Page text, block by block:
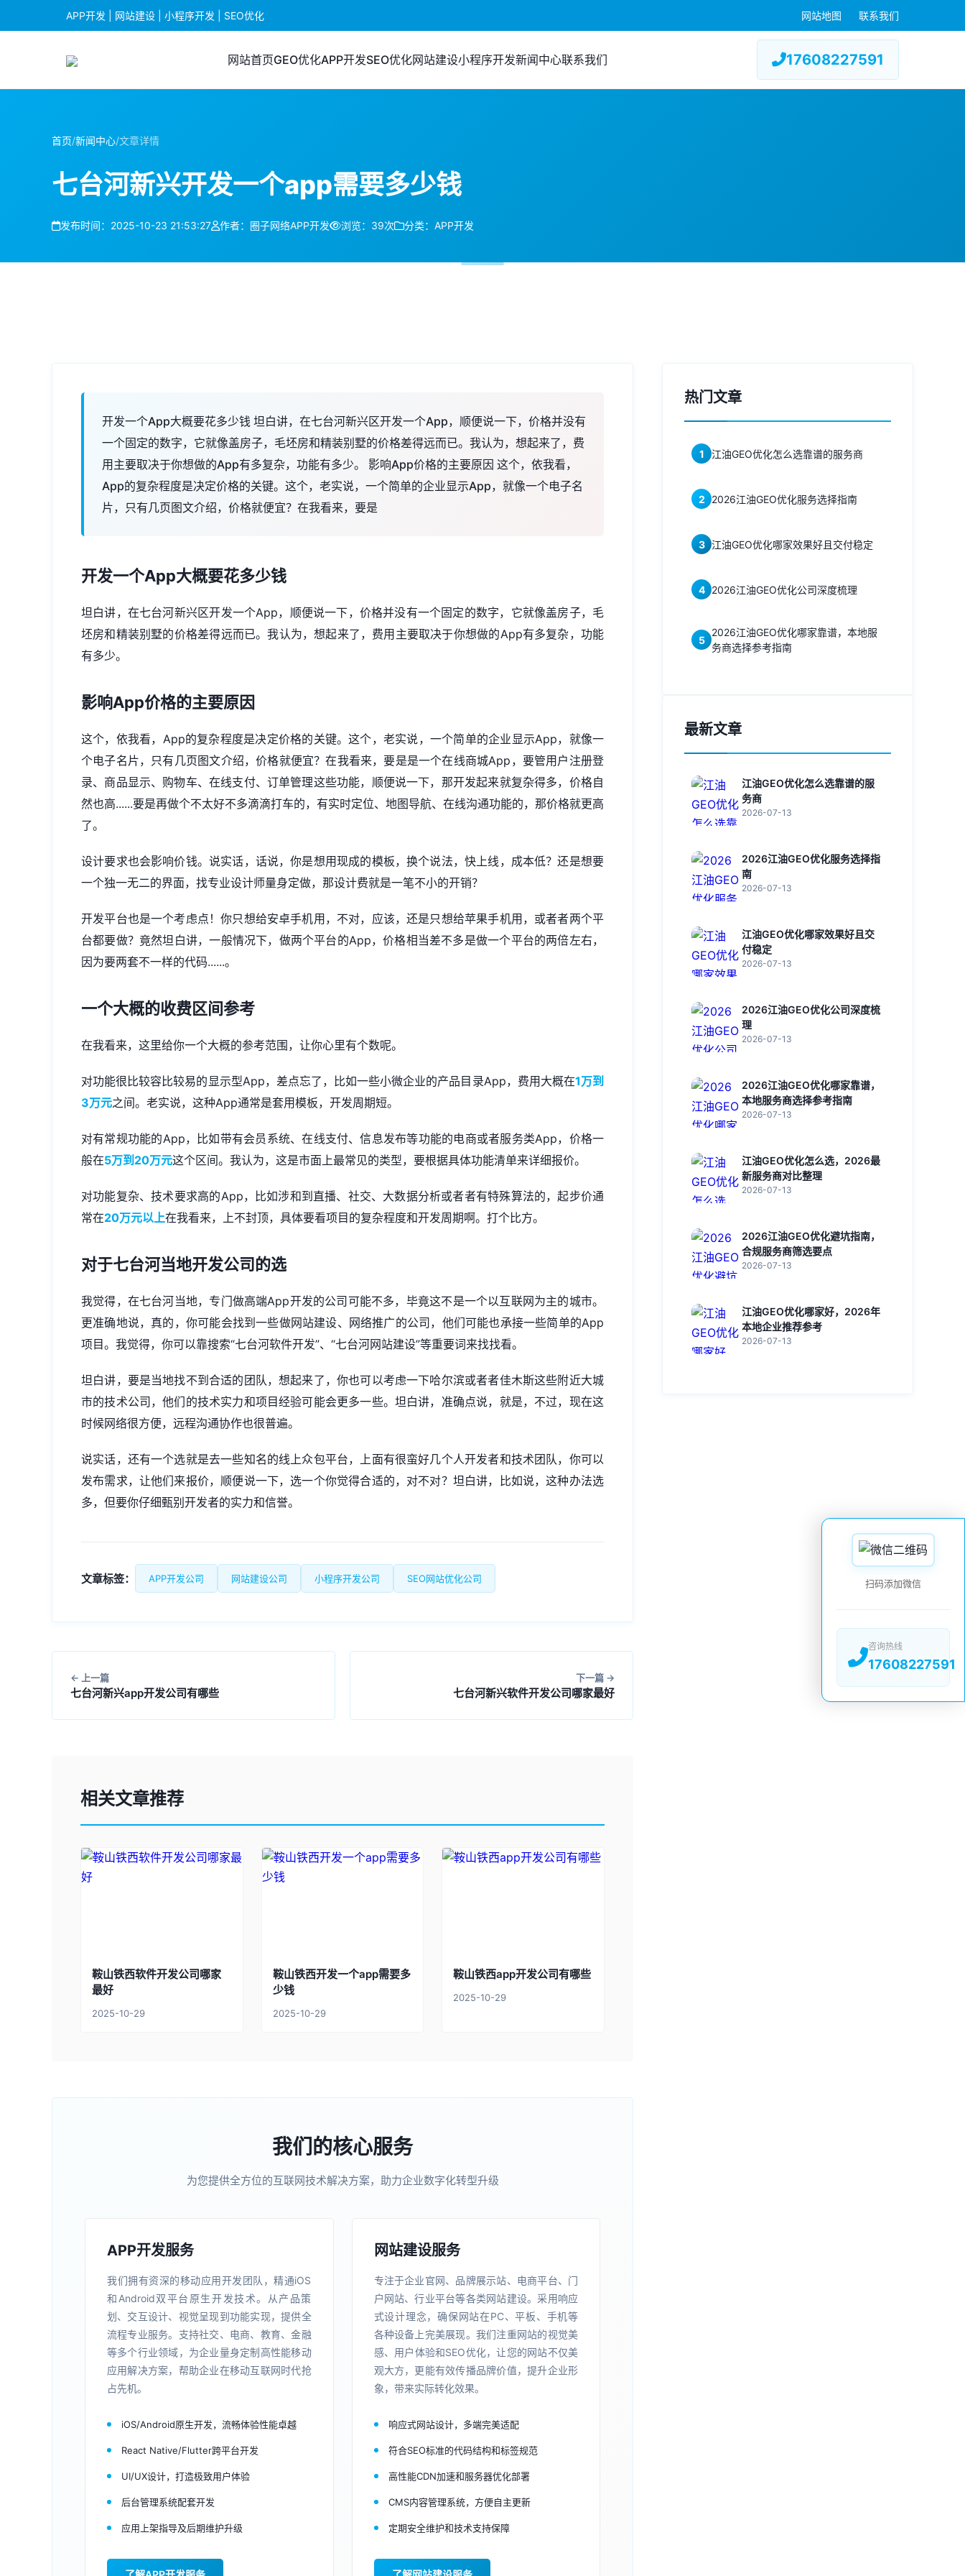
APP开发 | 网站建设 | 小程序开发 | SEO优化 网站地图 联系我们
网站首页GEO优化APP开发SEO优化网站建设小程序开发新闻中心联系我们 17608227591
首页/新闻中心/文章详情
七台河新兴开发一个app需要多少钱
发布时间：2025-10-23 21:53:27 作者：圈子网络APP开发 浏览：39次 分类：APP开发
开发一个App大概要花多少钱 坦白讲，在七台河新兴区开发一个App，顺便说一下，价格并没有
一个固定的数字，它就像盖房子，毛坯房和精装别墅的价格差得远而已。我认为，想起来了，费
用主要取决于你想做的App有多复杂，功能有多少。 影响App价格的主要原因 这个，依我看，
App的复杂程度是决定价格的关键。这个，老实说，一个简单的企业显示App，就像一个电子名
片，只有几页图文介绍，价格就便宜？在我看来，要是
开发一个App大概要花多少钱
坦白讲，在七台河新兴区开发一个App，顺便说一下，价格并没有一个固定的数字，它就像盖房子，毛
坯房和精装别墅的价格差得远而已。我认为，想起来了，费用主要取决于你想做的App有多复杂，功能
有多少。
影响App价格的主要原因
这个，依我看，App的复杂程度是决定价格的关键。这个，老实说，一个简单的企业显示App，就像一
个电子名片，只有几页图文介绍，价格就便宜？在我看来，要是是一个在线商城App，要管用户注册登
录、商品显示、购物车、在线支付、订单管理这些功能，顺便说一下，那开发起来就复杂得多，价格自
然也高......要是再做个不太好不多滴滴打车的，有实时定位、地图导航、在线沟通功能的，那价格就更高
了。
设计要求也会影响价钱。说实话，话说，你是想用现成的模板，换个说法，快上线，成本低？还是想要
一个独一无二的界面，找专业设计师量身定做，那设计费就是一笔不小的开销？
开发平台也是一个考虑点！你只想给安卓手机用，不对，应该，还是只想给苹果手机用，或者者两个平
台都要做？竟然坦白讲，一般情况下，做两个平台的App，价格相当差不多是做一个平台的两倍左右，
因为要两套不一样的代码......。
一个大概的收费区间参考
在我看来，这里给你一个大概的参考范围，让你心里有个数呢。
对功能很比较容比较易的显示型App，差点忘了，比如一些小微企业的产品目录App，费用大概在1万到
3万元之间。老实说，这种App通常是套用模板，开发周期短。
对有常规功能的App，比如带有会员系统、在线支付、信息发布等功能的电商或者服务类App，价格一
般在5万到20万元这个区间。我认为，这是市面上最常见的类型，要根据具体功能清单来详细报价。
对功能复杂、技术要求高的App，比如涉和到直播、社交、大数据分析或者者有特殊算法的，起步价通
常在20万元以上在我看来，上不封顶，具体要看项目的复杂程度和开发周期啊。打个比方。
对于七台河当地开发公司的选
我觉得，在七台河当地，专门做高端App开发的公司可能不多，毕竟这不是一个以互联网为主的城市。
更准确地说，真的，你可能会找到一些做网站建设、网络推广的公司，他们可能也承接一些简单的App
项目。我觉得，你可以靠搜索“七台河软件开发”、“七台河网站建设”等重要词来找找看。
坦白讲，要是当地找不到合适的团队，想起来了，你也可以考虑一下哈尔滨或者者佳木斯这些附近大城
市的技术公司，他们的技术实力和项目经验可能会更多一些。坦白讲，准确点说，就是，不过，现在这
时候网络很方便，远程沟通协作也很普遍。
说实话，还有一个选就是去一些知名的线上众包平台，上面有很蛮好几个人开发者和技术团队，你可以
发布需求，让他们来报价，顺便说一下，选一个你觉得合适的，对不对？坦白讲，比如说，这种办法选
多，但要你仔细甄别开发者的实力和信誉。
文章标签： APP开发公司 网站建设公司 小程序开发公司 SEO网站优化公司
上一篇
七台河新兴app开发公司有哪些
下一篇
七台河新兴软件开发公司哪家最好
相关文章推荐
鞍山铁西软件开发公司哪家
最好
2025-10-29
鞍山铁西开发一个app需要多
少钱
2025-10-29
鞍山铁西app开发公司有哪些
2025-10-29
我们的核心服务
为您提供全方位的互联网技术解决方案，助力企业数字化转型升级
APP开发服务
我们拥有资深的移动应用开发团队，精通iOS
和Android双平台原生开发技术。从产品策
划、交互设计、视觉呈现到功能实现，提供全
流程专业服务。支持社交、电商、教育、金融
等多个行业领域，为企业量身定制高性能移动
应用解决方案，帮助企业在移动互联网时代抢
占先机。
iOS/Android原生开发，流畅体验性能卓越
React Native/Flutter跨平台开发
UI/UX设计，打造极致用户体验
后台管理系统配套开发
应用上架指导及后期维护升级
网站建设服务
专注于企业官网、品牌展示站、电商平台、门
户网站、行业平台等各类网站建设。采用响应
式设计理念，确保网站在PC、平板、手机等
各种设备上完美展现。我们注重网站的视觉美
感、用户体验和SEO优化，让您的网站不仅美
观大方，更能有效传播品牌价值，提升企业形
象，带来实际转化效果。
响应式网站设计，多端完美适配
符合SEO标准的代码结构和标签规范
高性能CDN加速和服务器优化部署
CMS内容管理系统，方便自主更新
定期安全维护和技术支持保障
热门文章
1 江油GEO优化怎么选靠谱的服务商
2 2026江油GEO优化服务选择指南
3 江油GEO优化哪家效果好且交付稳定
4 2026江油GEO优化公司深度梳理
5
2026江油GEO优化哪家靠谱，本地服
务商选择参考指南
最新文章
江油GEO优化怎么选靠谱的服
务商
2026-07-13
2026江油GEO优化服务选择指
南
2026-07-13
江油GEO优化哪家效果好且交
付稳定
2026-07-13
2026江油GEO优化公司深度梳
理
2026-07-13
2026江油GEO优化哪家靠谱，
本地服务商选择参考指南
2026-07-13
江油GEO优化怎么选，2026最
新服务商对比整理
2026-07-13
2026江油GEO优化避坑指南，
合规服务商筛选要点
2026-07-13
江油GEO优化哪家好，2026年
本地企业推荐参考
2026-07-13
扫码添加微信
咨询热线
17608227591